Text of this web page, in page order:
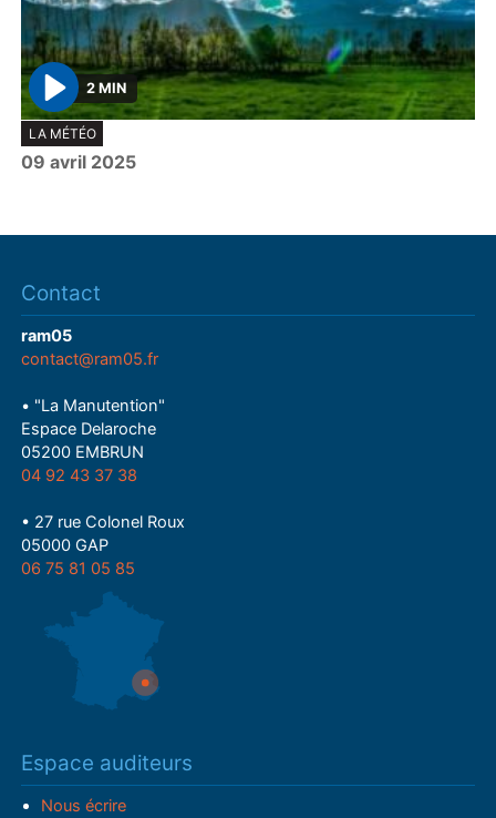
P
l
a
2 MIN
LA MÉTÉO
09 avril 2025
Contact
ram05
contact@ram05.fr
• "La Manutention"
Espace Delaroche
05200 EMBRUN
04 92 43 37 38
• 27 rue Colonel Roux
05000 GAP
06 75 81 05 85
Espace auditeurs
Nous écrire